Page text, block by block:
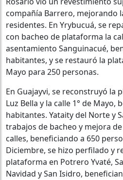
compañía Barrero, mejorando
residentes. En Yrybucuá, se
con bacheo de plataforma la
asentamiento Sanguinacué,
habitantes, y se restauró la
Mayo para 250 personas.
En Guajayvi, se reconstruyó la
Luz Bella y la calle 1° de Mayo,
habitantes. Yataity del Norte y
trabajos de bacheo y mejora
calles, beneficiando a 650
Diciembre, se hizo perfilado y
plataforma en Potrero Yvaté,
Navidad y San Isidro,